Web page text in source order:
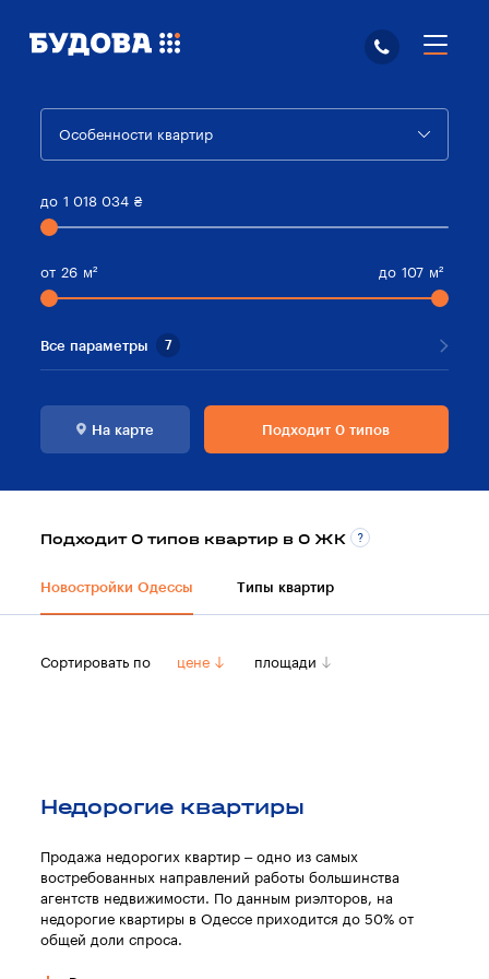
Особенности квартир
до 1 018 034 ₴
от 26 м² до 107 м²
Все параметры 7
На карте Подходит 0 типов
Подходит 0 типов квартир в 0 ЖК
Новостройки Одессы Типы квартир
Сортировать по цене площади
Недорогие квартиры
Продажа недорогих квартир – одно из самых
востребованных направлений работы большинства
агентств недвижимости. По данным риэлторов, на
недорогие квартиры в Одессе приходится до 50% от
общей доли спроса.